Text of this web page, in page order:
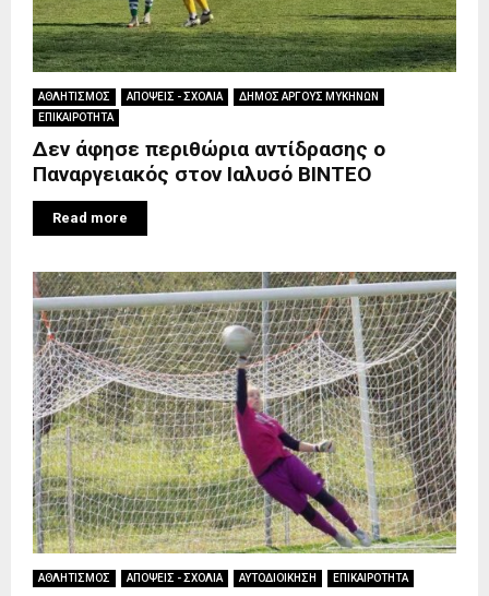
ΑΘΛΗΤΙΣΜΟΣ ΑΠΟΨΕΙΣ - ΣΧΟΛΙΑ
ΔΗΜΟΣ ΑΡΓΟΥΣ ΜΥΚΗΝΩΝ
ΕΠΙΚΑΙΡΟΤΗΤΑ
Δεν άφησε περιθώρια αντίδρασης ο
Παναργειακός στον Ιαλυσό ΒΙΝΤΕΟ
Read more
ΑΘΛΗΤΙΣΜΟΣ ΑΠΟΨΕΙΣ - ΣΧΟΛΙΑ ΑΥΤΟΔΙΟΙΚΗΣΗ ΕΠΙΚΑΙΡΟΤΗΤΑ